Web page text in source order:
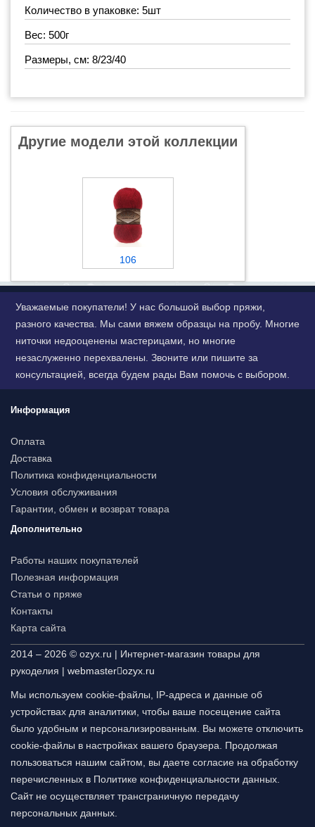
Количество в упаковке: 5шт
Вес: 500г
Размеры, см: 8/23/40
Другие модели этой коллекции
106
Уважаемые покупатели! У нас большой выбор пряжи,
разного качества. Мы сами вяжем образцы на пробу. Многие
ниточки недооценены мастерицами, но многие
незаслуженно перехвалены. Звоните или пишите за
консультацией, всегда будем рады Вам помочь с выбором.
Информация
Оплата
Доставка
Политика конфиденциальности
Условия обслуживания
Гарантии, обмен и возврат товара
Дополнительно
Работы наших покупателей
Полезная информация
Статьи о пряже
Контакты
Карта сайта
2014 – 2026 © ozyx.ru | Интернет-магазин товары для
рукоделия | webmaster ozyx.ru
Мы используем cookie-файлы, IP-адреса и данные об
устройствах для аналитики, чтобы ваше посещение сайта
было удобным и персонализированным. Вы можете отключить
cookie-файлы в настройках вашего браузера. Продолжая
пользоваться нашим сайтом, вы даете согласие на обработку
перечисленных в Политике конфиденциальности данных.
Сайт не осуществляет трансграничную передачу
персональных данных.